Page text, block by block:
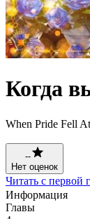
Когда
When Pride Fell
--
Нет оценок
Читать с первой
Информация
Главы